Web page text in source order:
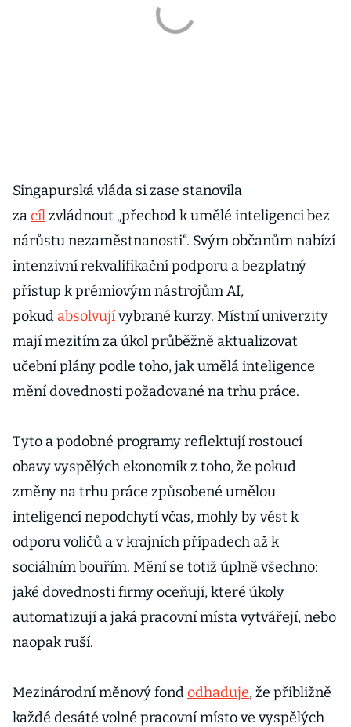
Singapurská vláda si zase stanovila
zacílzvládnout „přechod k umělé inteligenci bez
nárůstu nezaměstnanosti“. Svým občanům nabízí
intenzivní rekvalifikační podporu a bezplatný
přístup k prémiovým nástrojům AI,
pokud absolvujívybrané kurzy. Místní univerzity
mají mezitím za úkol průběžně aktualizovat
učební plány podle toho, jak umělá inteligence
mění dovednosti požadované na trhu práce.
Tyto a podobné programy reflektují rostoucí
obavy vyspělých ekonomik z toho, že pokud
změny na trhu práce způsobené umělou
inteligencí nepodchytí včas, mohly by vést k
odporu voličů a v krajních případech až k
sociálním bouřím. Mění se totiž úplně všechno:
jaké dovednosti firmy oceňují, které úkoly
automatizují a jaká pracovní místa vytvářejí, nebo
naopak ruší.
Mezinárodní měnový fondodhaduje, že přibližně
každé desáté volné pracovní místo ve vyspělých